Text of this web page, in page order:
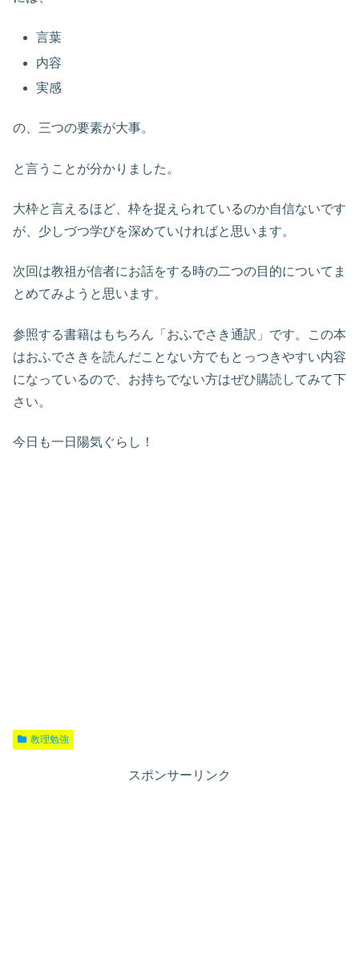
言葉
内容
実感
の、三つの要素が大事。
と言うことが分かりました。
大枠と言えるほど、枠を捉えられているのか自信ないです
が、少しづつ学びを深めていければと思います。
次回は教祖が信者にお話をする時の二つの目的についてま
とめてみようと思います。
参照する書籍はもちろん「おふでさき通訳」です。この本
はおふでさきを読んだことない方でもとっつきやすい内容
になっているので、お持ちでない方はぜひ購読してみて下
さい。
今日も一日陽気ぐらし！
教理勉強
スポンサーリンク